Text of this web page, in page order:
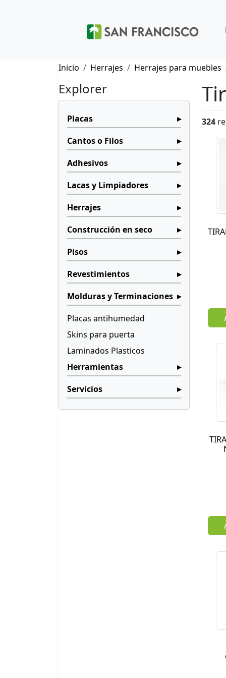
Inicio Herrajes Herrajes para muebles
Explorer
Placas
Cantos o Filos
Adhesivos
Lacas y Limpiadores
Herrajes
Construcción en seco
Pisos
Revestimientos
Molduras y Terminaciones
Placas antihumedad
Skins para puerta
Laminados Plasticos
Herramientas
Servicios
324